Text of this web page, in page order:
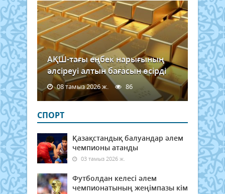
АҚШ-тағы еңбек нарығының
әлсіреуі алтын бағасын өсірді
08 тамыз 2026 ж. 86
СПОРТ
Қазақстандық балуандар әлем
чемпионы атанды
03 тамыз 2026 ж.
Футболдан келесі әлем
чемпионатының жеңімпазы кім